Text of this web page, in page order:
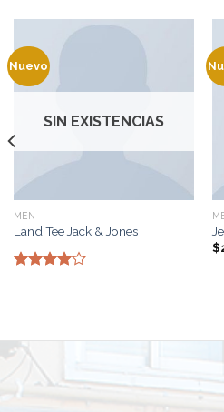
Nuevo
SIN EXISTENCIAS
MEN
Land Tee Jack & Jones
$